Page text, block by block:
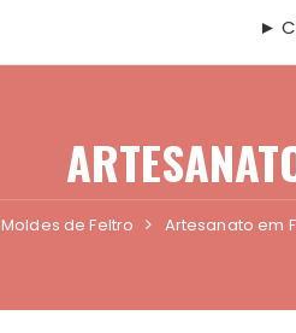
►
Moldes de Feltro Artesanato em